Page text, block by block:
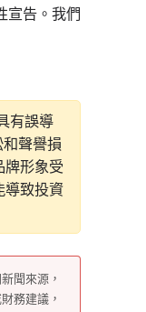
宣告。我們
有誤導
聲譽損
牌形象受
導致投資
聞來源，
務建議，